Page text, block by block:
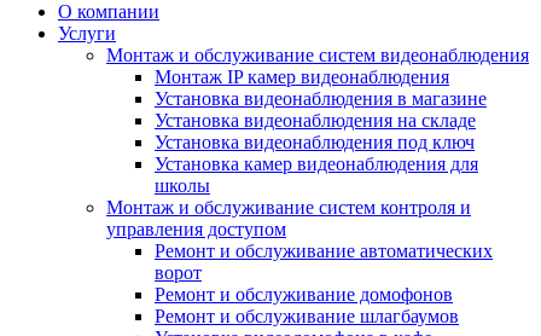
О компании
Услуги
Монтаж и обслуживание систем видеонаблюдения
Монтаж IP камер видеонаблюдения
Установка видеонаблюдения в магазине
Установка видеонаблюдения на складе
Установка видеонаблюдения под ключ
Установка камер видеонаблюдения для
школы
Монтаж и обслуживание систем контроля и
управления доступом
Ремонт и обслуживание автоматических
ворот
Ремонт и обслуживание домофонов
Ремонт и обслуживание шлагбаумов